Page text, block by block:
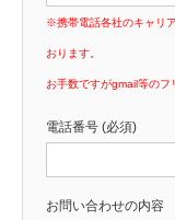
※携帯電話各社のキャリ
おります。
お手数ですがgmail等のフ
電話番号 (必須)
お問い合わせの内容